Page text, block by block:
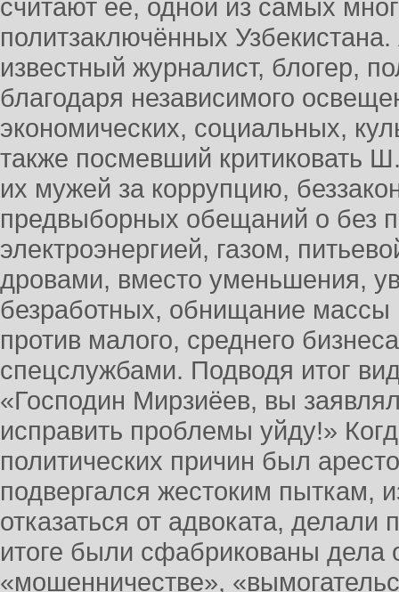
считают её, одной из самых
политзаключённых
известный журналист, блогер,
благодаря независимого
экономических, социальных,
также посмевший критиковать
их мужей за коррупцию,
предвыборных обещаний о без
электроэнергией, газом,
дровами, вместо уменьшения,
безработных, обнищание массы
против малого, среднего
спецслужбами. Подводя итог
«Господин Мирзиёев, вы
исправить проблемы уйду!»
политических причин был
подвергался жестоким пыткам,
отказаться от адвоката,
итоге были сфабрикованы дела
«мошенничестве»,